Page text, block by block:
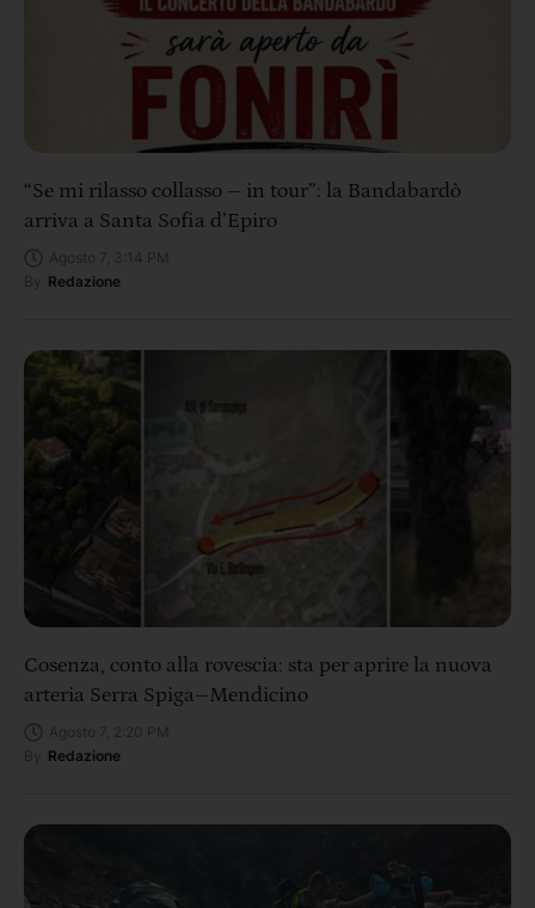
“Se mi rilasso collasso – in tour”: la Bandabardò
arriva a Santa Sofia d’Epiro
Redazione
Cosenza, conto alla rovescia: sta per aprire la nuova
arteria Serra Spiga–Mendicino
Redazione